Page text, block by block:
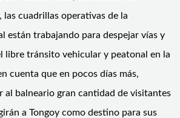
las cuadrillas operativas de la
están trabajando para despejar vías y
libre tránsito vehicular y peatonal en la
cuenta que en pocos días más,
al balneario gran cantidad de visitantes
a Tongoy como destino para sus